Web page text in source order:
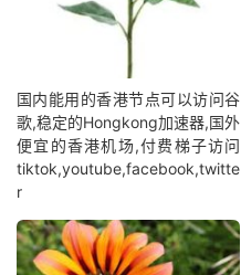
国内能用的香港节点可以访问谷
歌,稳定的Hongkong加速器,国外
便宜的香港机场,付费梯子访问
tiktok,youtube,facebook,twitte
r